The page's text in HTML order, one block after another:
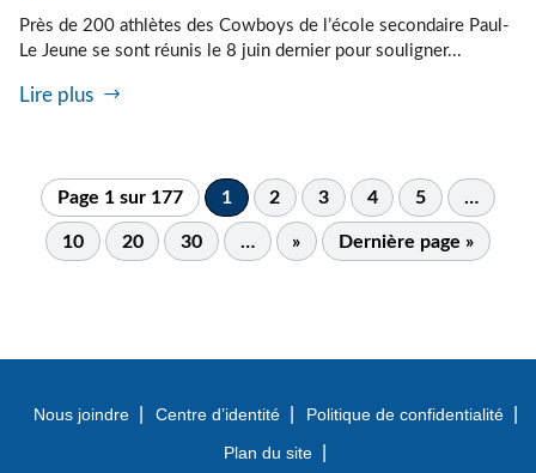
Près de 200 athlètes des Cowboys de l’école secondaire Paul-
Le Jeune se sont réunis le 8 juin dernier pour souligner...
Lire plus
Page 1 sur 177 1 2 3 4 5 …
10 20 30 … » Dernière page »
Nous joindre Centre d’identité
Politique de confidentialité
Plan du site